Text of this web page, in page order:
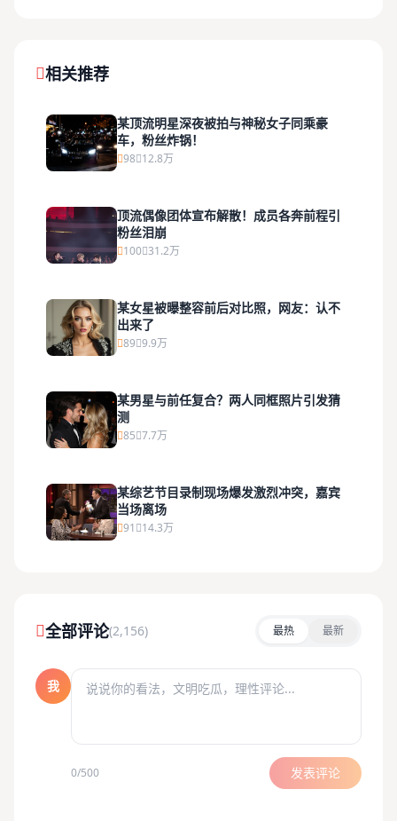
相关推荐
某顶流明星深夜被拍与神秘女子同乘豪
车，粉丝炸锅！
98 12.8万
顶流偶像团体宣布解散！成员各奔前程引
粉丝泪崩
100 31.2万
某女星被曝整容前后对比照，网友：认不
出来了
89 9.9万
某男星与前任复合？两人同框照片引发猜
测
85 7.7万
某综艺节目录制现场爆发激烈冲突，嘉宾
当场离场
91 14.3万
全部评论(2,156) 最热 最新
我
0/500 发表评论